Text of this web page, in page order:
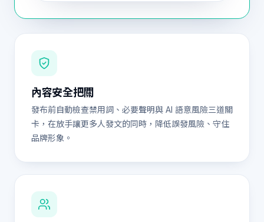
內容安全把關
發布前自動檢查禁用詞、必要聲明與 AI 語意風險三道關
卡，在放手讓更多人發文的同時，降低誤發風險、守住
品牌形象。